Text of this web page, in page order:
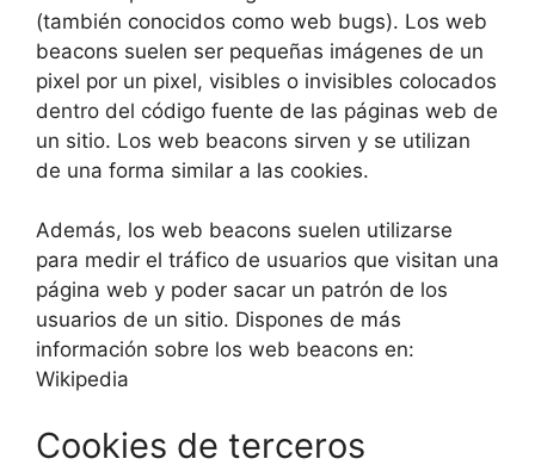
(también conocidos como web bugs). Los web
beacons suelen ser pequeñas imágenes de un
pixel por un pixel, visibles o invisibles colocados
dentro del código fuente de las páginas web de
un sitio. Los web beacons sirven y se utilizan
de una forma similar a las cookies.
Además, los web beacons suelen utilizarse
para medir el tráfico de usuarios que visitan una
página web y poder sacar un patrón de los
usuarios de un sitio. Dispones de más
información sobre los web beacons en:
Wikipedia
Cookies de terceros